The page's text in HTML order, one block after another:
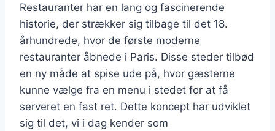
Restauranter har en lang og fascinerende
historie, der strækker sig tilbage til det 18.
århundrede, hvor de første moderne
restauranter åbnede i Paris. Disse steder tilbød
en ny måde at spise ude på, hvor gæsterne
kunne vælge fra en menu i stedet for at få
serveret en fast ret. Dette koncept har udviklet
sig til det, vi i dag kender som